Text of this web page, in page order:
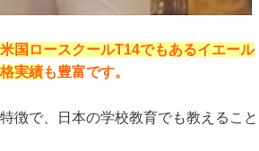
米国ロースクールT14でもあるイエール
実績も豊富です。
徴で、日本の学校教育でも教えること